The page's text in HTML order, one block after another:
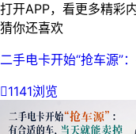
打开APP，看更多精彩
猜你还喜欢
二手电卡开始“抢车源”
1141浏览